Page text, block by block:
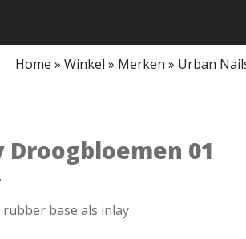
Home » Winkel » Merken » Urban
Droogbloemen 01
base als inlay